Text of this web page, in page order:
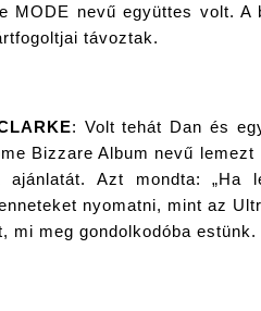
MODE nevű együttes volt.
távoztak.
: Volt tehát Dan és
Bizzare Album nevű
ajánlatát. Azt mondta: „Ha
nyomatni, mint az
mi meg gondolkodóba estünk.